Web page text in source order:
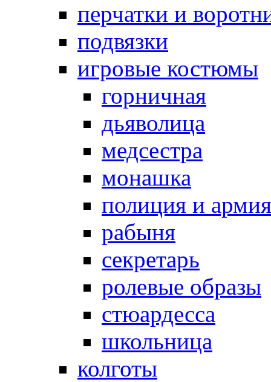
перчатки и
подвязки
игровые костюмы
горничная
дьяволица
медсестра
монашка
полиция и армия
рабыня
секретарь
ролевые образы
стюардесса
школьница
колготы